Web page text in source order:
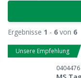
Ergebnisse 1 - 6 von 6
Unsere Empfehlung
0404476